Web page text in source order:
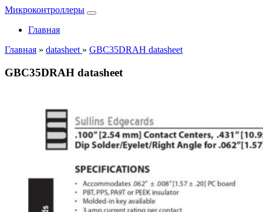
Микроконтроллеры
Главная
Главная » datasheet » GBC35DRAH datasheet
GBC35DRAH datasheet